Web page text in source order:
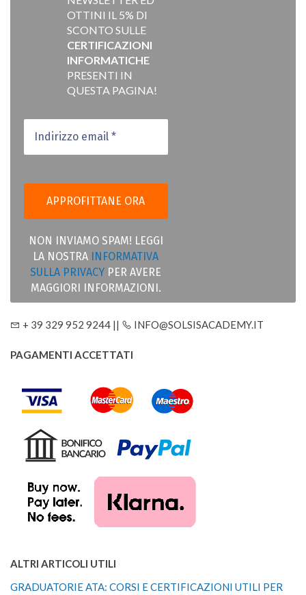
OTTINI IL 5% DI
SCONTO SULLE
CERTIFICAZIONI
INFORMATICHE
PRESENTI IN
QUESTA PAGINA!
NON INVIAMO SPAM! LEGGI
LA NOSTRA INFORMATIVA
SULLA PRIVACY PER AVERE
MAGGIORI INFORMAZIONI.
+ 39 329 952 9244 || INFO@SOLSISACADEMY.IT
PAGAMENTI ACCETTATI
ALTRI ARTICOLI UTILI
GRADUATORIE ATA: CORSI E CERTIFICAZIONI UTILI PER